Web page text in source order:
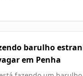
barulho
em Penha